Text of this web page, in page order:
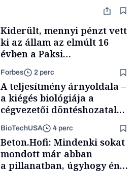
Kiderült, mennyi pénzt vett
ki az állam az elmúlt 16
évben a Paksi
Forbes 2 perc
A teljesítmény árnyoldala –
a kiégés biológiája a
cégvezetői döntéshozatal
BioTechUSA 4 perc
Beton.Hofi: Mindenki sokat
mondott már abban
a pillanatban, úgyhogy én